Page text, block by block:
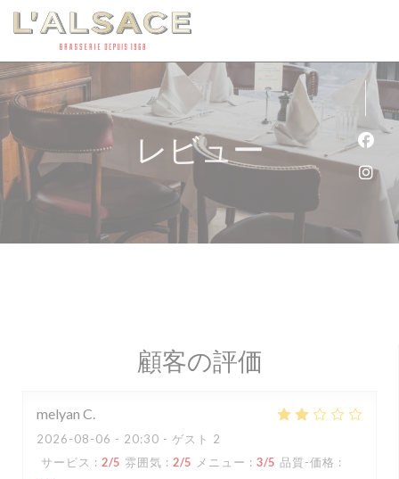
クッキー利用の管理について
レビュー
顧客の評価
melyan C
2026-08-06 - 20:30 - ゲスト 2
サービス : 2/5 雰囲気 : 2/5 メニュー : 3/5 品質-価格 :